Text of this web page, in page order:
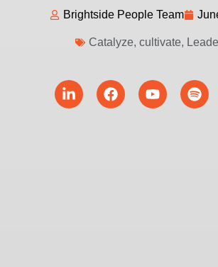
Brightside People Team
Catalyze, cultivate,
Linkedin-
in
FacebookYoutube